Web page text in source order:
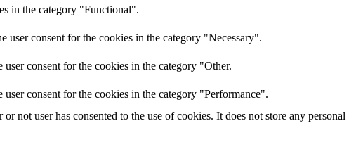
in the category "Functional".
consent for the cookies in the category "Necessary".
consent for the cookies in the category "Other.
consent for the cookies in the category "Performance".
not user has consented to the use of cookies. It does not store any personal